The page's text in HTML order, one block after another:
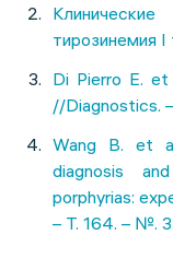
тирозинемия
Di Pierro E. et
//Diagnostics.
Wang B. et
diagnosis
porphyrias:
– Т. 164. – №.